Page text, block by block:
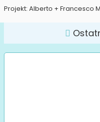
Projekt: Alberto + Francesco